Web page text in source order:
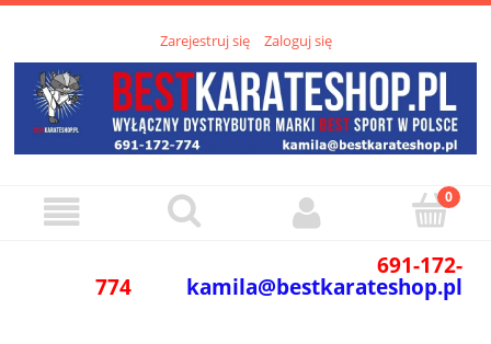
Zarejestruj się Zaloguj się
691-172-
774
kamila@bestkarateshop.pl